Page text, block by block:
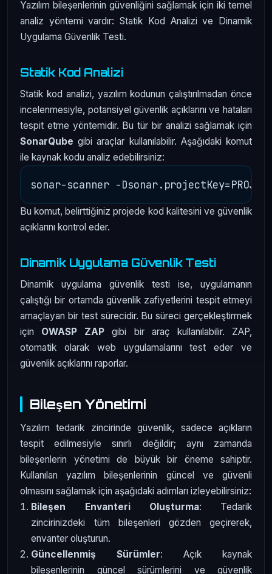
Yazılım bileşenlerinin güvenliğini sağlamak için iki temel
analiz yöntemi vardır: Statik Kod Analizi ve Dinamik
Uygulama Güvenlik Testi.
Statik Kod Analizi
Statik kod analizi, yazılım kodunun çalıştırılmadan önce
incelenmesiyle, potansiyel güvenlik açıklarını ve hataları
tespit etme yöntemidir. Bu tür bir analizi sağlamak için
SonarQube gibi araçlar kullanılabilir. Aşağıdaki komut
ile kaynak kodu analiz edebilirsiniz:
Bu komut, belirttiğiniz projede kod kalitesini ve güvenlik
açıklarını kontrol eder.
Dinamik Uygulama Güvenlik Testi
Dinamik uygulama güvenlik testi ise, uygulamanın
çalıştığı bir ortamda güvenlik zafiyetlerini tespit etmeyi
amaçlayan bir test sürecidir. Bu süreci gerçekleştirmek
için OWASP ZAP gibi bir araç kullanılabilir. ZAP,
otomatik olarak web uygulamalarını test eder ve
güvenlik açıklarını raporlar.
Bileşen Yönetimi
Yazılım tedarik zincirinde güvenlik, sadece açıkların
tespit edilmesiyle sınırlı değildir; aynı zamanda
bileşenlerin yönetimi de büyük bir öneme sahiptir.
Kullanılan yazılım bileşenlerinin güncel ve güvenli
olmasını sağlamak için aşağıdaki adımları izleyebilirsiniz:
Bileşen Envanteri Oluşturma: Tedarik
zincirinizdeki tüm bileşenleri gözden geçirerek,
envanter oluşturun.
Güncellenmiş Sürümler: Açık kaynak
bileşenlerinin güncel sürümlerini ve güvenlik